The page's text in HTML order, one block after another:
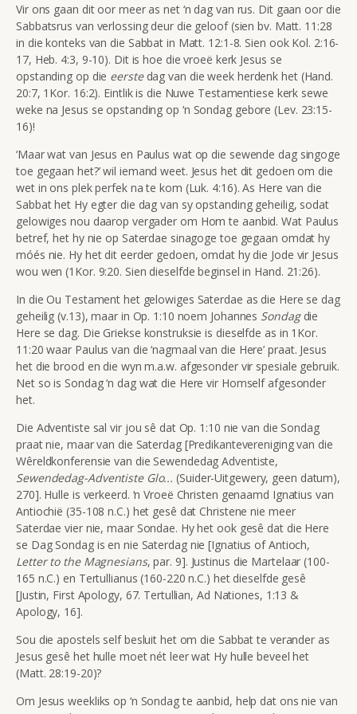
Vir ons gaan dit oor meer as net ‘n dag van rus. Dit gaan oor die
Sabbatsrus van verlossing deur die geloof (sien bv. Matt. 11:28
in die konteks van die Sabbat in Matt. 12:1-8. Sien ook Kol. 2:16-
17, Heb. 4:3, 9-10). Dit is hoe die vroeë kerk Jesus se
opstanding op die eerstedag van die week herdenk het (Hand.
20:7, 1Kor. 16:2). Eintlik is die Nuwe Testamentiese kerk sewe
weke na Jesus se opstanding op ‘n Sondag gebore (Lev. 23:15-
16)!
‘Maar wat van Jesus en Paulus wat op die sewende dag singoge
toe gegaan het?’ wil iemand weet. Jesus het dit gedoen om die
wet in ons plek perfek na te kom (Luk. 4:16). As Here van die
Sabbat het Hy egter die dag van sy opstanding geheilig, sodat
gelowiges nou daarop vergader om Hom te aanbid. Wat Paulus
betref, het hy nie op Saterdae sinagoge toe gegaan omdat hy
móés nie. Hy het dit eerder gedoen, omdat hy die Jode vir Jesus
wou wen (1Kor. 9:20. Sien dieselfde beginsel in Hand. 21:26).
In die Ou Testament het gelowiges Saterdae as die Here se dag
geheilig (v.13), maar in Op. 1:10 noem Johannes Sondag die
Here se dag. Die Griekse konstruksie is dieselfde as in 1Kor.
11:20 waar Paulus van die ‘nagmaal van die Here’ praat. Jesus
het die brood en die wyn m.a.w. afgesonder vir spesiale gebruik.
Net so is Sondag ‘n dag wat die Here vir Homself afgesonder
het.
Die Adventiste sal vir jou sê dat Op. 1:10 nie van die Sondag
praat nie, maar van die Saterdag [Predikantevereniging van die
Wêreldkonferensie van die Sewendedag Adventiste,
Sewendedag-Adventiste Glo...(Suider-Uitgewery, geen datum),
270]. Hulle is verkeerd. ‘n Vroeë Christen genaamd Ignatius van
Antiochië (35-108 n.C.) het gesê dat Christene nie meer
Saterdae vier nie, maar Sondae. Hy het ook gesê dat die Here
se Dag Sondag is en nie Saterdag nie [Ignatius of Antioch,
Letter to the Magnesians, par. 9]. Justinus die Martelaar (100-
165 n.C.) en Tertullianus (160-220 n.C.) het dieselfde gesê
[Justin, First Apology, 67. Tertullian, Ad Nationes, 1:13 &
Apology, 16].
Sou die apostels self besluit het om die Sabbat te verander as
Jesus gesê het hulle moet nét leer wat Hy hulle beveel het
(Matt. 28:19-20)?
Om Jesus weekliks op ‘n Sondag te aanbid, help dat ons nie van